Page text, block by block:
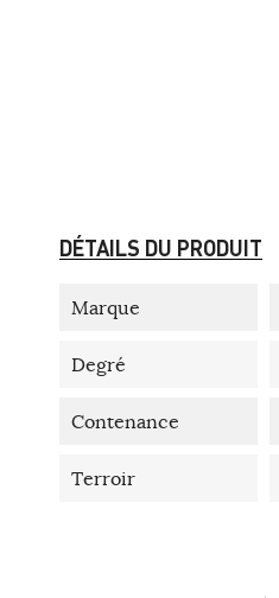
DÉTAILS DU PRODUIT
Marque
Degré
Contenance
Terroir